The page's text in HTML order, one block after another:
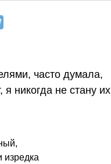
часто думала,
я никогда не стану их
изредка